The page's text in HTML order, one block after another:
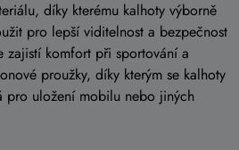
díky kterému kalhoty výborně
pro lepší viditelnost a bezpečnost
zajistí komfort při sportování a
proužky, díky kterým se kalhoty
pro uložení mobilu nebo jiných